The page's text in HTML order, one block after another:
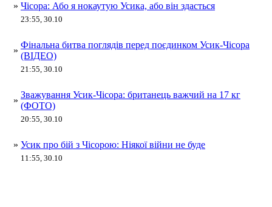
» Чісора: Або я нокаутую Усика, або він здасться
23:55, 30.10
»
Фінальна битва поглядів перед поєдинком Усик-Чісора
(ВІДЕО)
21:55, 30.10
»
Зважування Усик-Чісора: британець важчий на 17 кг
(ФОТО)
20:55, 30.10
» Усик про бій з Чісорою: Ніякої війни не буде
11:55, 30.10